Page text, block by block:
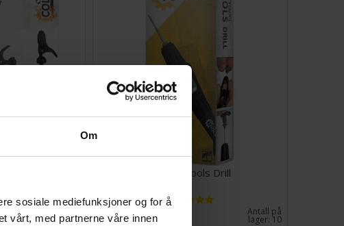
Om
sosiale mediefunksjoner og for å
vårt, med partnerne våre innen
lager:3
Citadel Tools Drill
249,- Antall på
lager: 10